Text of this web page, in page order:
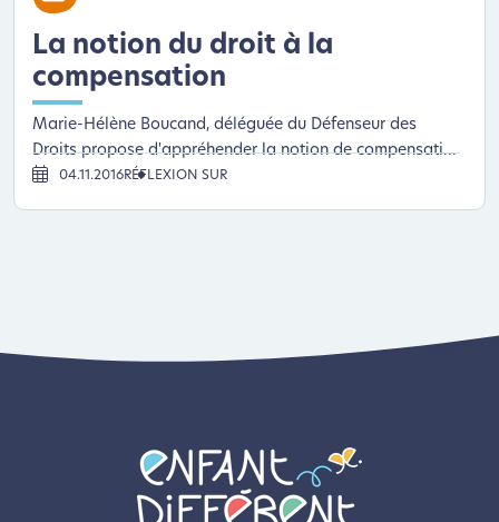
La notion du droit à la
compensation
Marie-Hélène Boucand, déléguée du Défenseur des
Droits propose d'appréhender la notion de compensati...
04.11.2016RÉFLEXION SUR